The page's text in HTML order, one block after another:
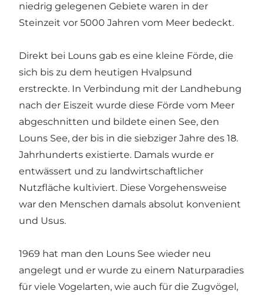
niedrig gelegenen Gebiete waren in der
Steinzeit vor 5000 Jahren vom Meer bedeckt.
Direkt bei Louns gab es eine kleine Förde, die
sich bis zu dem heutigen Hvalpsund
erstreckte. In Verbindung mit der Landhebung
nach der Eiszeit wurde diese Förde vom Meer
abgeschnitten und bildete einen See, den
Louns See, der bis in die siebziger Jahre des 18.
Jahrhunderts existierte. Damals wurde er
entwässert und zu landwirtschaftlicher
Nutzfläche kultiviert. Diese Vorgehensweise
war den Menschen damals absolut konvenient
und Usus.
1969 hat man den Louns See wieder neu
angelegt und er wurde zu einem Naturparadies
für viele Vogelarten, wie auch für die Zugvögel,